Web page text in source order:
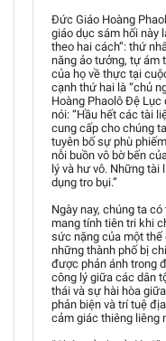
Đức Giáo Hoàng
giáo dục sám hối này
theo hai cách”: thứ
năng ảo tưởng, tự ám
của họ về thực tại
cạnh thứ hai là “chủ
Hoàng Phaolô Đệ Lục
nói: “Hầu hết các tài
cung cấp cho chúng
tuyên bố sự phù
nỗi buồn vô bờ bến
lý và hư vô. Những tài
dụng tro bụi.”
Ngày nay, chúng ta
mang tính tiên tri khi
sức nặng của một thế
những thành phố bị
được phản ánh trong
công lý giữa các dân
thái và sự hài hòa
phản biện và trí tuệ
cảm giác thiêng liêng